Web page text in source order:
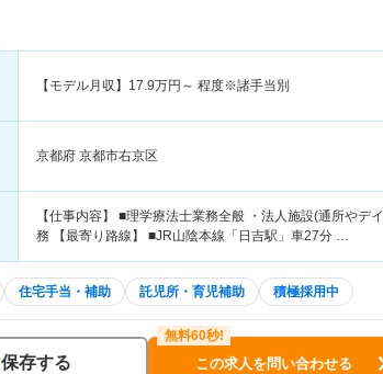
【モデル月収】 17.9万円～ 程度※諸手当別
京都府 京都市右京区
【仕事内容】 ■理学療法士業務全般 ・法人施設(通所やデ
務 【最寄り路線】 ■JR山陰本線「日吉駅」車27分 …
住宅手当・補助 託児所・育児補助 積極採用中
保存する この求人を問い合わせる